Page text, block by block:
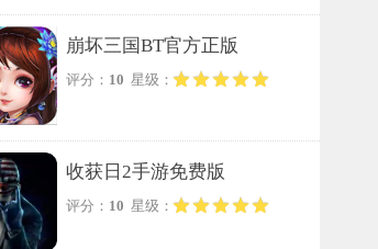
崩坏三国BT官方正版
评分： 10 星级：
收获日2手游免费版
评分： 10 星级：